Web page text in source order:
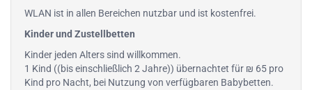
WLAN ist in allen Bereichen nutzbar und ist kostenfrei.
Kinder und Zustellbetten
Kinder jeden Alters sind willkommen.
1 Kind ((bis einschließlich 2 Jahre)) übernachtet für ₪ 65 pro
Kind pro Nacht, bei Nutzung von verfügbaren Babybetten.